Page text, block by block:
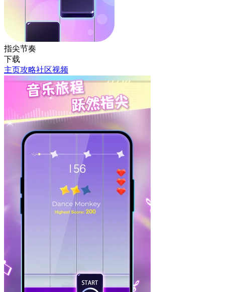
指尖节奏
下载
主页攻略社区视频